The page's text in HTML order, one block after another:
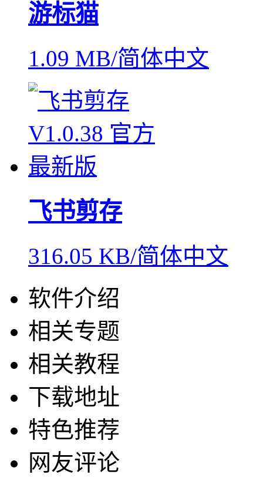
游标猫
1.09 MB/简体中文
飞书剪存
316.05 KB/简体中文
软件介绍
相关专题
相关教程
下载地址
特色推荐
网友评论